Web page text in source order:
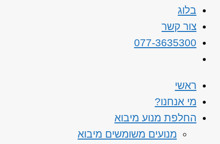
בלוג
צור קשר
077-3635300
ראשי
מי אנחנו?
החלפת מנוע מיבוא
מנועים משומשים מיבוא